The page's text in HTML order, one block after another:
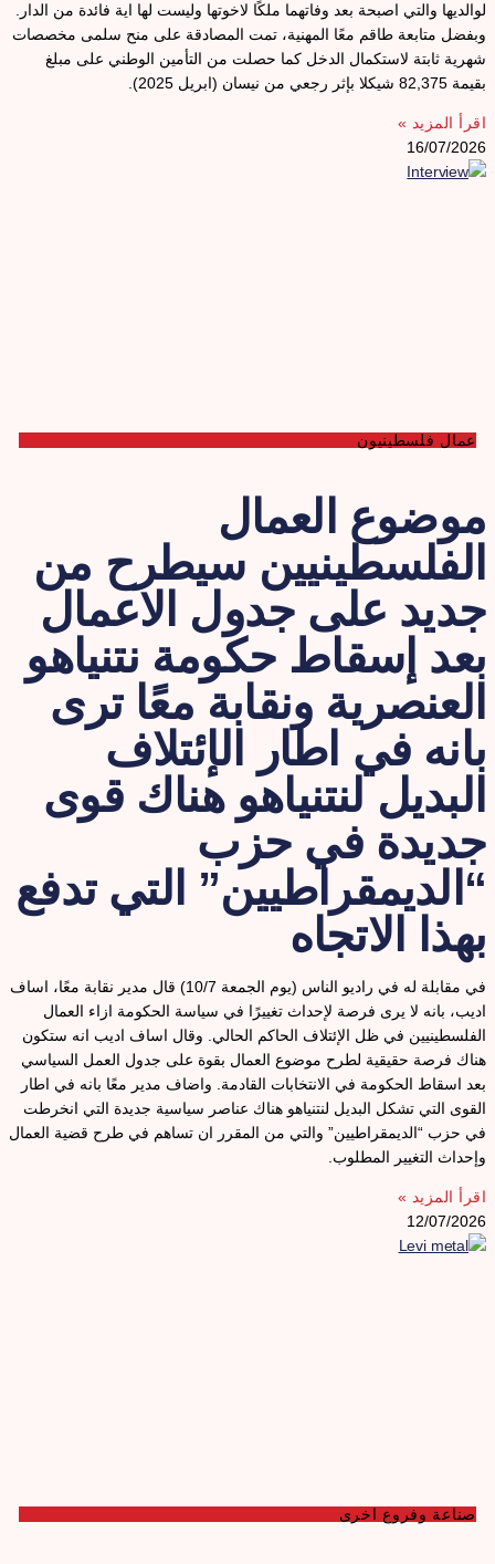
لوالديها والتي اصبحة بعد وفاتهما ملكًا لاخوتها وليست لها اية فائدة من الدار.
وبفضل متابعة طاقم معًا المهنية، تمت المصادقة على منح سلمى مخصصات
شهرية ثابتة لاستكمال الدخل كما حصلت من التأمين الوطني على مبلغ
بقيمة 82,375 شيكلا بإثر رجعي من نيسان (ابريل 2025).
اقرأ المزيد »
16/07/2026
عمال فلسطينيون
موضوع العمال
الفلسطينيين سيطرح من
جديد على جدول الاعمال
بعد إسقاط حكومة نتنياهو
العنصرية ونقابة معًا ترى
بانه في اطار الإئتلاف
البديل لنتنياهو هناك قوى
جديدة في حزب
“الديمقراطيين” التي تدفع
بهذا الاتجاه
في مقابلة له في راديو الناس (يوم الجمعة 10/7) قال مدير نقابة معًا، اساف
اديب، بانه لا يرى فرصة لإحداث تغييرًا في سياسة الحكومة ازاء العمال
الفلسطينيين في ظل الإئتلاف الحاكم الحالي. وقال اساف اديب انه ستكون
هناك فرصة حقيقية لطرح موضوع العمال بقوة على جدول العمل السياسي
بعد اسقاط الحكومة في الانتخابات القادمة. واضاف مدير معًا بانه في اطار
القوى التي تشكل البديل لنتنياهو هناك عناصر سياسية جديدة التي انخرطت
في حزب “الديمقراطيين” والتي من المقرر ان تساهم في طرح قضية العمال
وإحداث التغيير المطلوب.
اقرأ المزيد »
12/07/2026
صناعة وفروع اخرى